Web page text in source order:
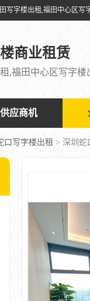
商业租赁
供应商机
口写字楼出租 > 深圳蛇